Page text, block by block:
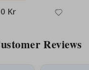
Kr
Reviews